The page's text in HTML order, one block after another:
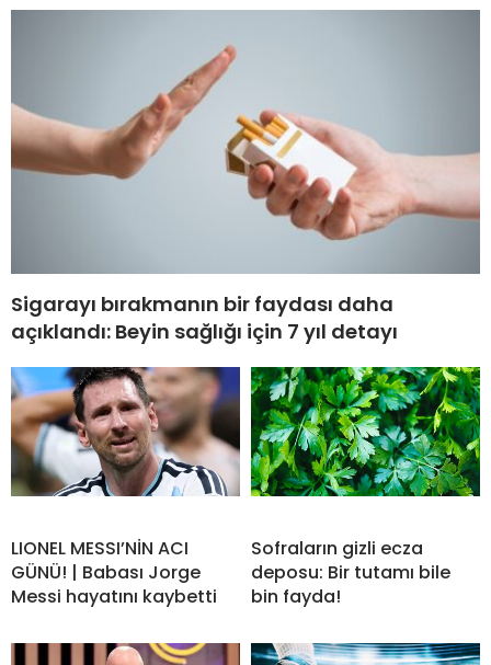
Sigarayı bırakmanın bir faydası daha
açıklandı: Beyin sağlığı için 7 yıl detayı
LIONEL MESSI’NİN ACI
GÜNÜ! | Babası Jorge
Messi hayatını kaybetti
Sofraların gizli ecza
deposu: Bir tutamı bile
bin fayda!